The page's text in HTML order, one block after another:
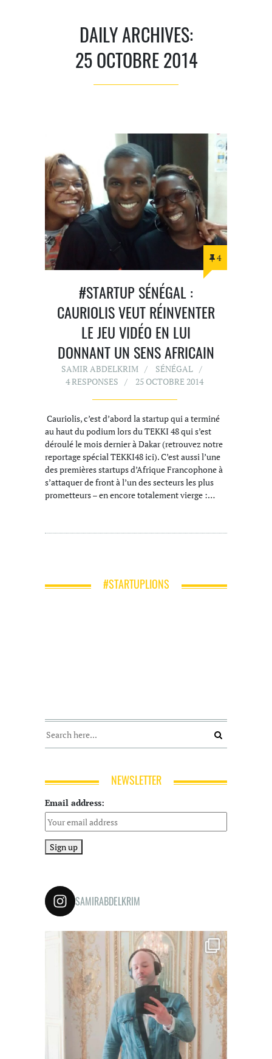
DAILY ARCHIVES:
25 OCTOBRE 2014
4
#STARTUP SÉNÉGAL :
CAURIOLIS VEUT RÉINVENTER
LE JEU VIDÉO EN LUI
DONNANT UN SENS AFRICAIN
SAMIR ABDELKRIM
SÉNÉGAL
4 RESPONSES
25 OCTOBRE 2014
Cauriolis, c’est d’abord la startup qui a terminé
au haut du podium lors du TEKKI 48 qui s’est
déroulé le mois dernier à Dakar (retrouvez notre
reportage spécial TEKKI48 ici). C’est aussi l’une
des premières startups d’Afrique Francophone à
s’attaquer de front à l’un des secteurs les plus
prometteurs – en encore totalement vierge :…
#STARTUPLIONS
NEWSLETTER
Email address:
SAMIRABDELKRIM